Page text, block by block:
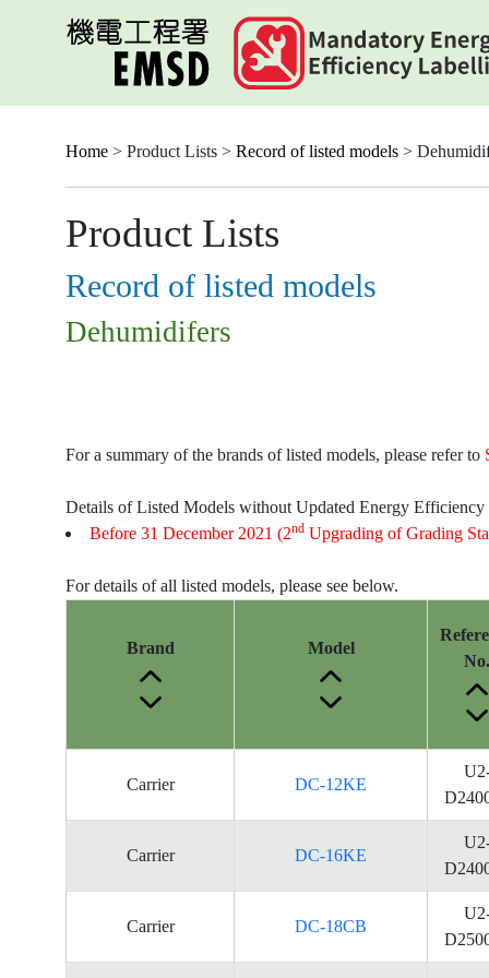
Home > Product Lists > Record of listed models >
Product Lists
Record of listed models
Dehumidifers
For a summary of the brands of listed models, please refer to
Details of Listed Models without Updated Energy Efficiency
Before 31 December 2021 (2nd Upgrading of Grading
For details of all listed models, please see below.
Brand Model
No.
Carrier DC-12KE
Carrier DC-16KE
Carrier DC-18CB